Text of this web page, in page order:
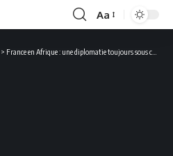
Font
Aa
> France en Afrique : une diplomatie toujours sous conditionnement colonial